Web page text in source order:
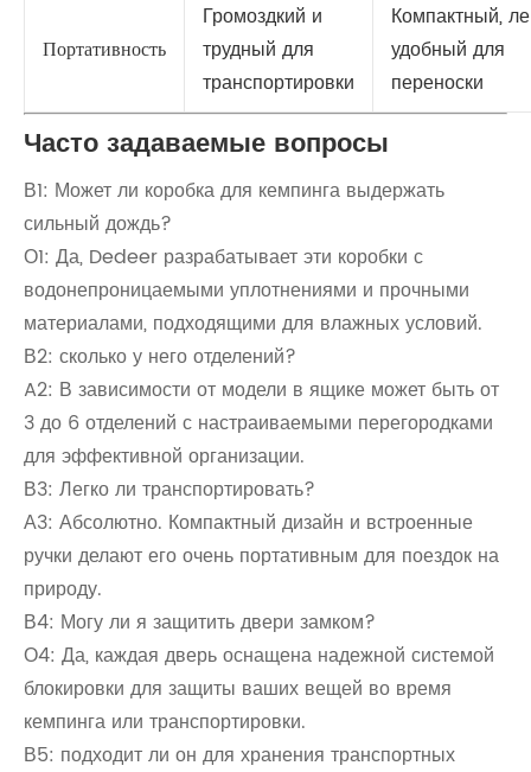
Портативность
Громоздкий и
трудный для
транспортировки
Компактный,
удобный для
переноски
Часто задаваемые вопросы
В1: Может ли коробка для кемпинга выдержать
сильный дождь?
О1: Да, Dedeer разрабатывает эти коробки с
водонепроницаемыми уплотнениями и прочными
материалами, подходящими для влажных условий.
В2: сколько у него отделений?
A2: В зависимости от модели в ящике может быть от
3 до 6 отделений с настраиваемыми перегородками
для эффективной организации.
В3: Легко ли транспортировать?
А3: Абсолютно. Компактный дизайн и встроенные
ручки делают его очень портативным для поездок на
природу.
В4: Могу ли я защитить двери замком?
О4: Да, каждая дверь оснащена надежной системой
блокировки для защиты ваших вещей во время
кемпинга или транспортировки.
В5: подходит ли он для хранения транспортных